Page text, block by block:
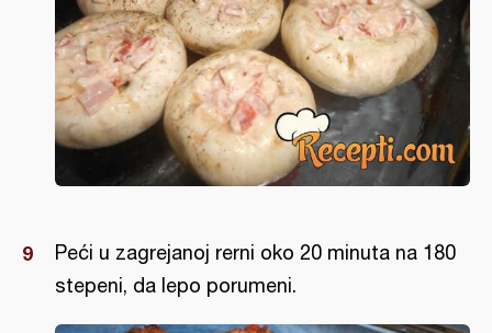
Peći u zagrejanoj rerni oko 20 minuta na 180
stepeni, da lepo porumeni.